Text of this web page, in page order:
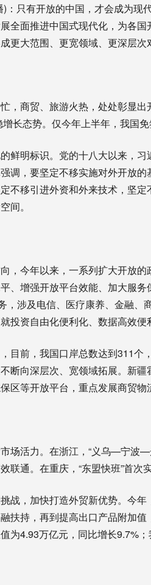
)：只有开放的中国，才会成为现
全面推进中国式现代化，为各
更大范围、更宽领域、更深层次
商贸、旅游火热，处处彰显出
长态势。仅今年上半年，我国
标识。党的十八大以来，习
调，要坚定不移实施对外开放
不移引进外资和外来技术，坚
间。
年以来，一系列扩大开放的
、增强开放平台效能、加大服
，涉及电信、医疗康养、金融
投资自由化便利化、数据高效便
前，我国口岸总数达到311个
断向深层次、宽领域拓展。新
区等开放平台，重点发展商贸物
活力。在浙江，“义乌—宁波—
联通。在重庆，“东盟快班”首次
，加快打造外贸新优势。今年
扶持，再到提高出口产品附加
为4.93万亿元，同比增长9.7%